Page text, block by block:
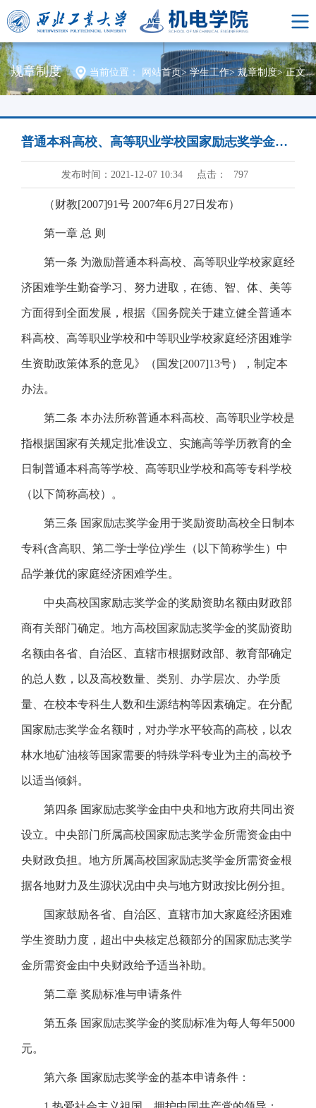
规章制度 当前位置： 网站首页> 学生工作> 规章制度> 正文
普通本科高校、高等职业学校国家励志奖学金管理暂行办法
发布时间：2021-12-07 10:34 点击： 797
（财教[2007]91号 2007年6月27日发布）
第一章 总 则
第一条 为激励普通本科高校、高等职业学校家庭经
济困难学生勤奋学习、努力进取，在德、智、体、美等
方面得到全面发展，根据《国务院关于建立健全普通本
科高校、高等职业学校和中等职业学校家庭经济困难学
生资助政策体系的意见》（国发[2007]13号），制定本
办法。
第二条 本办法所称普通本科高校、高等职业学校是
指根据国家有关规定批准设立、实施高等学历教育的全
日制普通本科高等学校、高等职业学校和高等专科学校
（以下简称高校）。
第三条 国家励志奖学金用于奖励资助高校全日制本
专科(含高职、第二学士学位)学生（以下简称学生）中
品学兼优的家庭经济困难学生。
中央高校国家励志奖学金的奖励资助名额由财政部
商有关部门确定。地方高校国家励志奖学金的奖励资助
名额由各省、自治区、直辖市根据财政部、教育部确定
的总人数，以及高校数量、类别、办学层次、办学质
量、在校本专科生人数和生源结构等因素确定。在分配
国家励志奖学金名额时，对办学水平较高的高校，以农
林水地矿油核等国家需要的特殊学科专业为主的高校予
以适当倾斜。
第四条 国家励志奖学金由中央和地方政府共同出资
设立。中央部门所属高校国家励志奖学金所需资金由中
央财政负担。地方所属高校国家励志奖学金所需资金根
据各地财力及生源状况由中央与地方财政按比例分担。
国家鼓励各省、自治区、直辖市加大家庭经济困难
学生资助力度，超出中央核定总额部分的国家励志奖学
金所需资金由中央财政给予适当补助。
第二章 奖励标准与申请条件
第五条 国家励志奖学金的奖励标准为每人每年5000
元。
第六条 国家励志奖学金的基本申请条件：